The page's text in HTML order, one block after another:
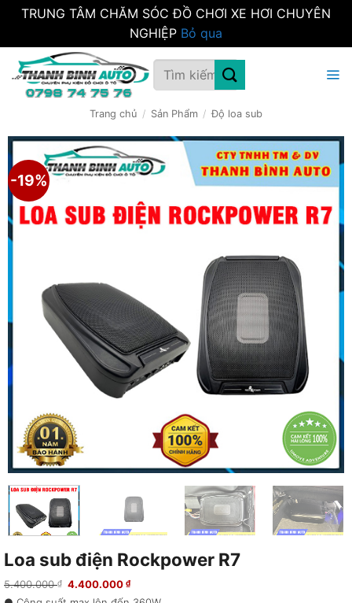
TRUNG TÂM CHĂM SÓC ĐỒ CHƠI XE HƠI CHUYÊN
NGHIỆP Bỏ qua
qua
Tìm
kiếm:
Trang chủ / Sản Phẩm / Độ loa sub
-19%
Loa sub điện Rockpower R7
5.400.000₫
Giá
4.400.000 ₫Giá